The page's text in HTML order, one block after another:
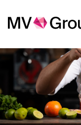
Pasirinkite įmonę